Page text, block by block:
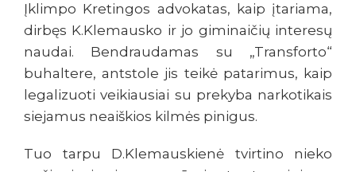
Įklimpo Kretingos advokatas, kaip įtariama,
dirbęs K.Klemausko ir jo giminaičių interesų
naudai. Bendraudamas su „Transforto“
buhaltere, antstole jis teikė patarimus, kaip
legalizuoti veikiausiai su prekyba narkotikais
siejamus neaiškios kilmės pinigus.
Tuo tarpu D.Klemauskienė tvirtino nieko